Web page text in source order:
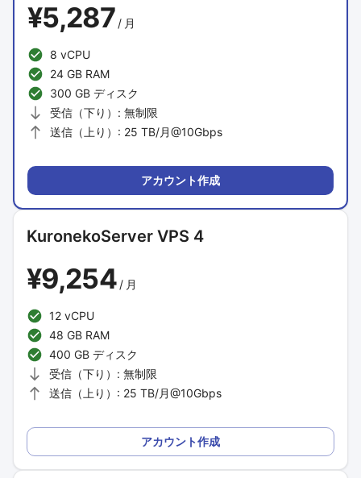
¥5,287 / 月
8 vCPU
24 GB RAM
300 GB ディスク
受信（下り）: 無制限
送信（上り）: 25 TB/月@10Gbps
アカウント作成
KuronekoServer VPS 4
¥9,254/ 月
12 vCPU
48 GB RAM
400 GB ディスク
受信（下り）: 無制限
送信（上り）: 25 TB/月@10Gbps
アカウント作成